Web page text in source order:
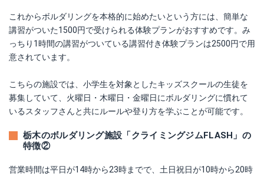
これからボルダリングを本格的に始めたいという方には、簡単な
講習がついた1500円で受けられる体験プランがおすすめです。み
っちり1時間の講習がついている講習付き体験プランは2500円で用
意されています。
こちらの施設では、小学生を対象としたキッズスクールの生徒を
募集していて、火曜日・木曜日・金曜日にボルダリングに慣れて
いるスタッフさんと共にルールや登り方を学ぶことが可能です。
栃木のボルダリング施設「クライミングジムFLASH」の
特徴②
営業時間は平日が14時から23時までで、土日祝日が10時から20時